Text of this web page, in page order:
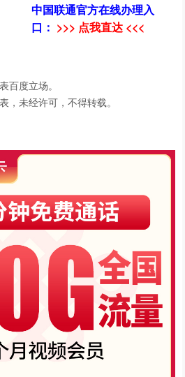
中国联通官方在线办理入
口： >>> 点我直达 <<<
百度立场。
，未经许可，不得转载。